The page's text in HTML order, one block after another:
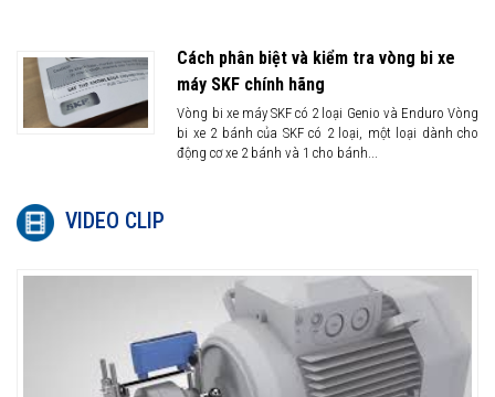
Cách phân biệt và kiểm tra vòng bi xe
máy SKF chính hãng
Vòng bi xe máy SKF có 2 loại Genio và Enduro Vòng
bi xe 2 bánh của SKF có 2 loại, một loại dành cho
động cơ xe 2 bánh và 1 cho bánh...
VIDEO CLIP